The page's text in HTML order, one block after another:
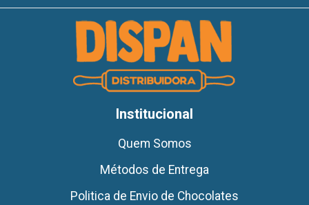
Institucional
Quem Somos
Métodos de Entrega
Politica de Envio de Chocolates